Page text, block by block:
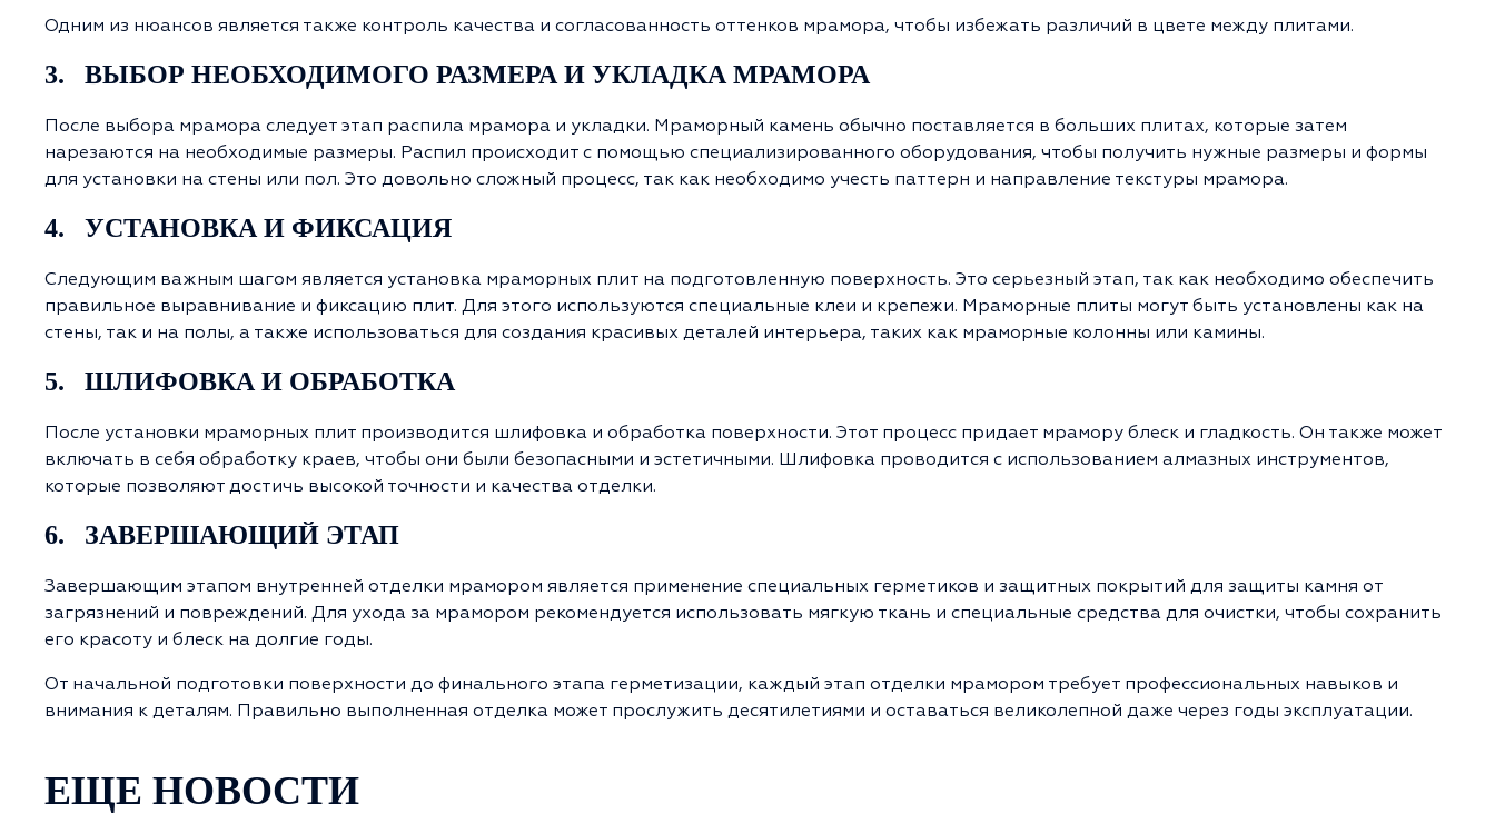
Одним из нюансов является также контроль качества и согласованность оттенков мрамора, чтобы избежать различий в цвете между плитами.
3. ВЫБОР НЕОБХОДИМОГО РАЗМЕРА И УКЛАДКА МРАМОРА
После выбора мрамора следует этап распила мрамора и укладки. Мраморный камень обычно поставляется в больших плитах, которые затем
нарезаются на необходимые размеры. Распил происходит с помощью специализированного оборудования, чтобы получить нужные размеры и формы
для установки на стены или пол. Это довольно сложный процесс, так как необходимо учесть паттерн и направление текстуры мрамора.
4. УСТАНОВКА И ФИКСАЦИЯ
Следующим важным шагом является установка мраморных плит на подготовленную поверхность. Это серьезный этап, так как необходимо обеспечить
правильное выравнивание и фиксацию плит. Для этого используются специальные клеи и крепежи. Мраморные плиты могут быть установлены как на
стены, так и на полы, а также использоваться для создания красивых деталей интерьера, таких как мраморные колонны или камины.
5. ШЛИФОВКА И ОБРАБОТКА
После установки мраморных плит производится шлифовка и обработка поверхности. Этот процесс придает мрамору блеск и гладкость. Он также может
включать в себя обработку краев, чтобы они были безопасными и эстетичными. Шлифовка проводится с использованием алмазных инструментов,
которые позволяют достичь высокой точности и качества отделки.
6. ЗАВЕРШАЮЩИЙ ЭТАП
Завершающим этапом внутренней отделки мрамором является применение специальных герметиков и защитных покрытий для защиты камня от
загрязнений и повреждений. Для ухода за мрамором рекомендуется использовать мягкую ткань и специальные средства для очистки, чтобы сохранить
его красоту и блеск на долгие годы.
От начальной подготовки поверхности до финального этапа герметизации, каждый этап отделки мрамором требует профессиональных навыков и
внимания к деталям. Правильно выполненная отделка может прослужить десятилетиями и оставаться великолепной даже через годы эксплуатации.
ЕЩЕ НОВОСТИ